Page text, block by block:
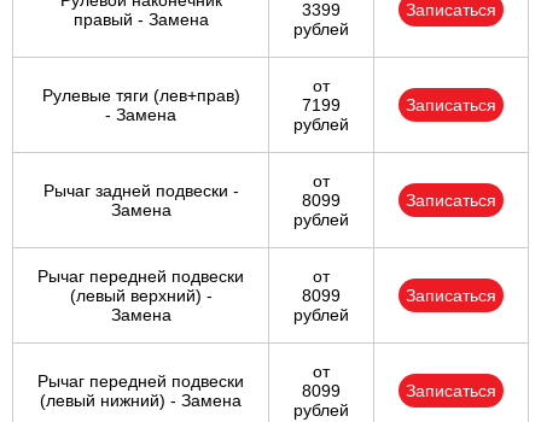
правый - Замена
3399
рублей
Записаться
Рулевые тяги (лев+прав)
- Замена
от
7199
рублей
Записаться
Рычаг задней подвески -
Замена
от
8099
рублей
Записаться
Рычаг передней подвески
(левый верхний) -
Замена
от
8099
рублей
Записаться
Рычаг передней подвески
(левый нижний) - Замена
от
8099
рублей
Записаться